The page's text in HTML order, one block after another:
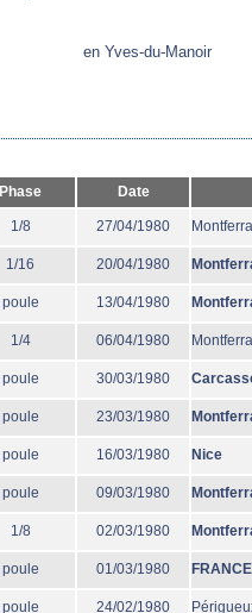
en Yves-du-Manoir
Phase Date
1/8 27/04/1980
1/16 20/04/1980
poule 13/04/1980
1/4 06/04/1980
poule 30/03/1980
poule 23/03/1980
poule 16/03/1980 Nice
poule 09/03/1980
1/8 02/03/1980
poule 01/03/1980 FRANCE
poule 24/02/1980